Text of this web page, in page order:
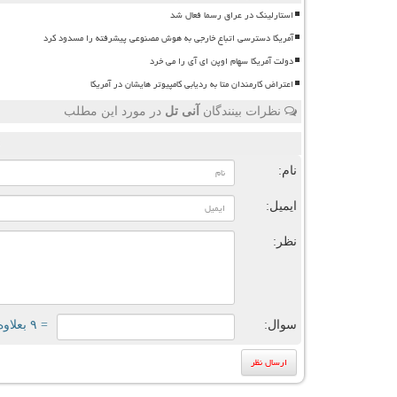
استارلینک در عراق رسما فعال شد
آمریکا دسترسی اتباع خارجی به هوش مصنوعی پیشرفته را مسدود کرد
دولت آمریکا سهام اوپن ای آی را می خرد
اعتراض کارمندان متا به ردیابی کامپیوتر هایشان در آمریکا
نظرات بینندگان آنی تل در مورد این مطلب
نام:
ایمیل:
نظر:
سوال: = ۹ بعلاوه ۳